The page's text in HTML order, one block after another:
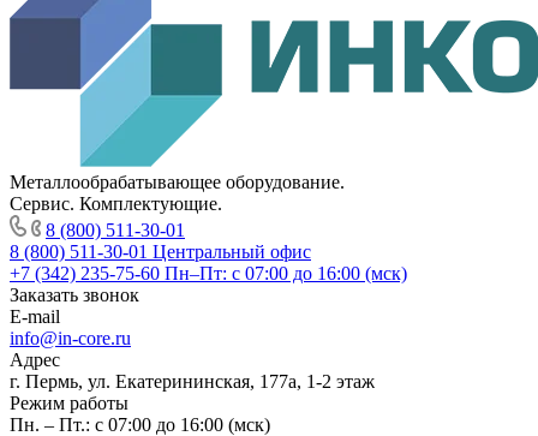
Металлообрабатывающее оборудование.
Сервис. Комплектующие.
8 (800) 511-30-01
8 (800) 511-30-01 Центральный офис
+7 (342) 235-75-60 Пн–Пт: с 07:00 до 16:00 (мск)
Заказать звонок
E-mail
info@in-core.ru
Адрес
г. Пермь, ул. ​Екатерининская, 177а, ​1-2 этаж
Режим работы
Пн. – Пт.: с 07:00 до 16:00 (мск)